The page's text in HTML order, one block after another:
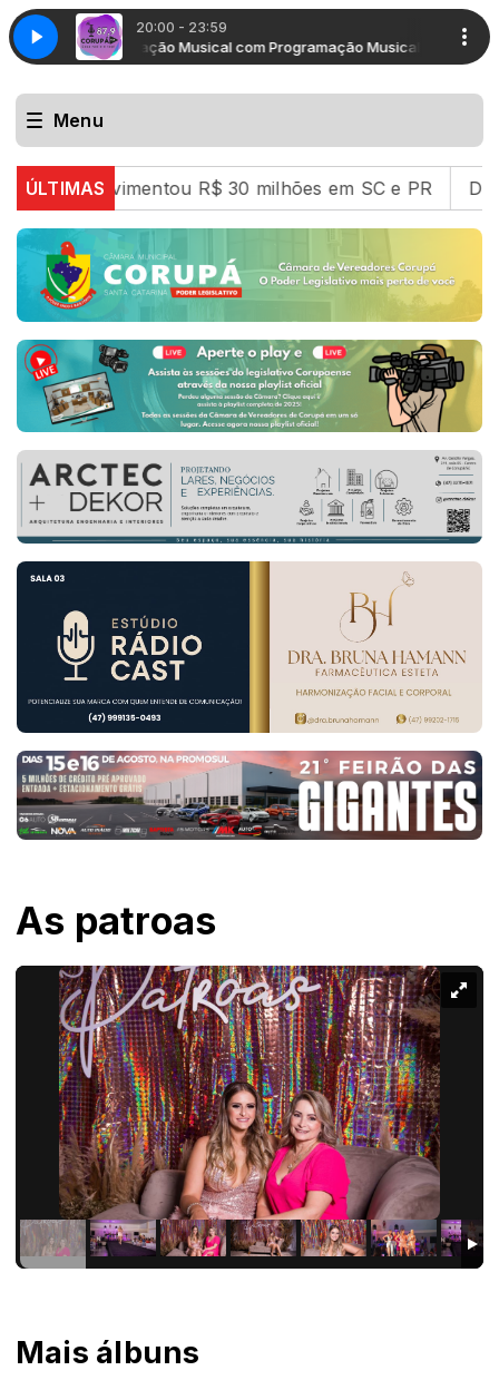
20:00 - 23:59
Programação Musical com Programação Musical
Menu
ÚLTIMAS R$ 30 milhões em SC e PR
As patroas
Mais álbuns